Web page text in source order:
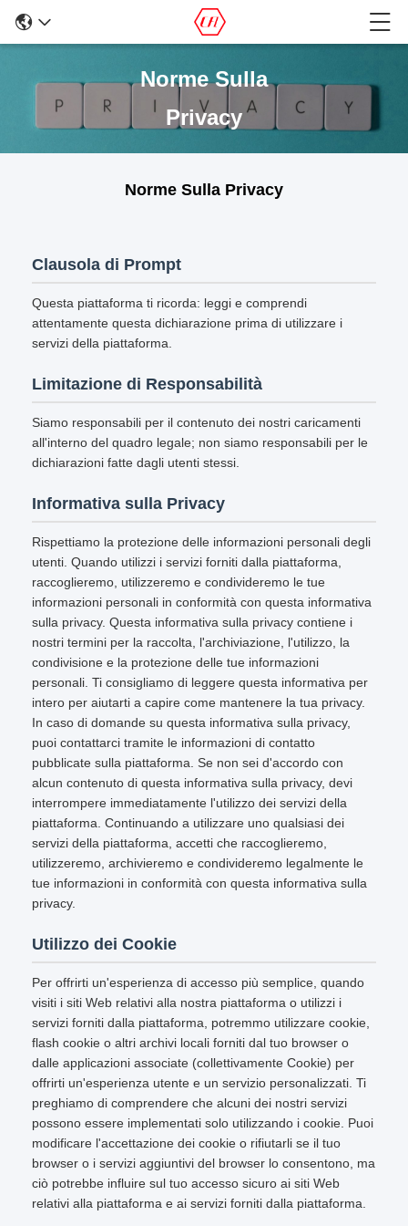
Norme Sulla
Privacy
Norme Sulla Privacy
Clausola di Prompt
Questa piattaforma ti ricorda: leggi e comprendi
attentamente questa dichiarazione prima di utilizzare i
servizi della piattaforma.
Limitazione di Responsabilità
Siamo responsabili per il contenuto dei nostri caricamenti
all'interno del quadro legale; non siamo responsabili per le
dichiarazioni fatte dagli utenti stessi.
Informativa sulla Privacy
Rispettiamo la protezione delle informazioni personali degli
utenti. Quando utilizzi i servizi forniti dalla piattaforma,
raccoglieremo, utilizzeremo e condivideremo le tue
informazioni personali in conformità con questa informativa
sulla privacy. Questa informativa sulla privacy contiene i
nostri termini per la raccolta, l'archiviazione, l'utilizzo, la
condivisione e la protezione delle tue informazioni
personali. Ti consigliamo di leggere questa informativa per
intero per aiutarti a capire come mantenere la tua privacy.
In caso di domande su questa informativa sulla privacy,
puoi contattarci tramite le informazioni di contatto
pubblicate sulla piattaforma. Se non sei d'accordo con
alcun contenuto di questa informativa sulla privacy, devi
interrompere immediatamente l'utilizzo dei servizi della
piattaforma. Continuando a utilizzare uno qualsiasi dei
servizi della piattaforma, accetti che raccoglieremo,
utilizzeremo, archivieremo e condivideremo legalmente le
tue informazioni in conformità con questa informativa sulla
privacy.
Utilizzo dei Cookie
Per offrirti un'esperienza di accesso più semplice, quando
visiti i siti Web relativi alla nostra piattaforma o utilizzi i
servizi forniti dalla piattaforma, potremmo utilizzare cookie,
flash cookie o altri archivi locali forniti dal tuo browser o
dalle applicazioni associate (collettivamente Cookie) per
offrirti un'esperienza utente e un servizio personalizzati. Ti
preghiamo di comprendere che alcuni dei nostri servizi
possono essere implementati solo utilizzando i cookie. Puoi
modificare l'accettazione dei cookie o rifiutarli se il tuo
browser o i servizi aggiuntivi del browser lo consentono, ma
ciò potrebbe influire sul tuo accesso sicuro ai siti Web
relativi alla piattaforma e ai servizi forniti dalla piattaforma.